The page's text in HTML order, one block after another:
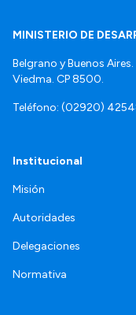
MINISTERIO DE
Belgrano y Buenos Aires.
Viedma. CP 8500.
Teléfono: (02920)
Institucional
Misión
Autoridades
Delegaciones
Normativa